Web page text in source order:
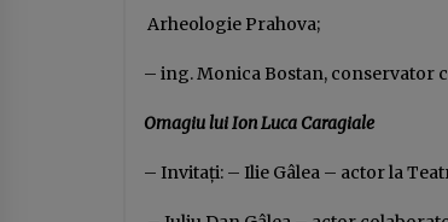
Arheologie Prahova;
– ing. Monica Bostan, conservator
Omagiu lui Ion Luca Caragiale
– Invitaţi: – Ilie Gâlea – actor la